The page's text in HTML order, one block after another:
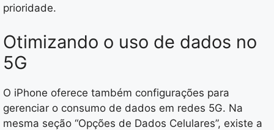
prioridade.
Otimizando o uso de dados no
5G
O iPhone oferece também configurações para
gerenciar o consumo de dados em redes 5G. Na
mesma seção “Opções de Dados Celulares”, existe a